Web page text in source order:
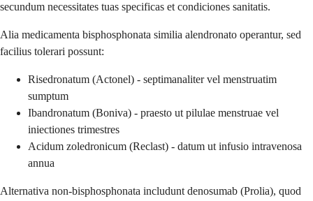
secundum necessitates tuas specificas et condiciones sanitatis.
Alia medicamenta bisphosphonata similia alendronato operantur, sed
facilius tolerari possunt:
Risedronatum (Actonel) - septimanaliter vel menstruatim
sumptum
Ibandronatum (Boniva) - praesto ut pilulae menstruae vel
iniectiones trimestres
Acidum zoledronicum (Reclast) - datum ut infusio intravenosa
annua
Alternativa non-bisphosphonata includunt denosumab (Prolia), quod